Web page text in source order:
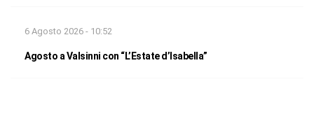
6 Agosto 2026 - 10:52
Agosto a Valsinni con “L’Estate d’Isabella”